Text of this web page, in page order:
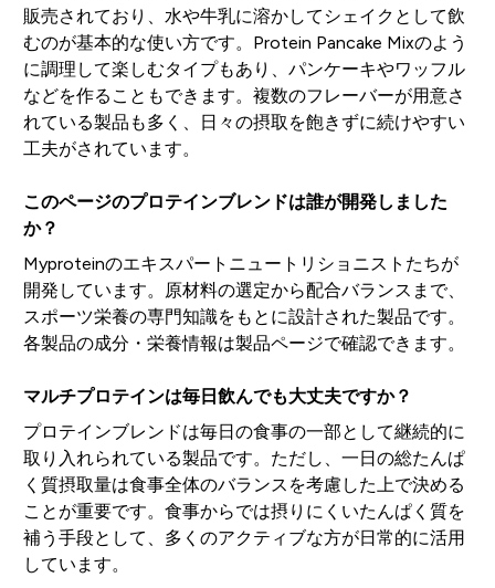
販売されており、水や牛乳に溶かしてシェイクとして飲
むのが基本的な使い方です。Protein Pancake Mixのよう
に調理して楽しむタイプもあり、パンケーキやワッフル
などを作ることもできます。複数のフレーバーが用意さ
れている製品も多く、日々の摂取を飽きずに続けやすい
工夫がされています。
このページのプロテインブレンドは誰が開発しました
か？
Myproteinのエキスパートニュートリショニストたちが
開発しています。原材料の選定から配合バランスまで、
スポーツ栄養の専門知識をもとに設計された製品です。
各製品の成分・栄養情報は製品ページで確認できます。
マルチプロテインは毎日飲んでも大丈夫ですか？
プロテインブレンドは毎日の食事の一部として継続的に
取り入れられている製品です。ただし、一日の総たんぱ
く質摂取量は食事全体のバランスを考慮した上で決める
ことが重要です。食事からでは摂りにくいたんぱく質を
補う手段として、多くのアクティブな方が日常的に活用
しています。